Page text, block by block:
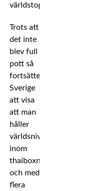
världstoppen.
Trots att
det inte
blev full
pott så
fortsätter
Sverige
att visa
att man
håller
världsnivå
inom
thaiboxning,
och med
flera